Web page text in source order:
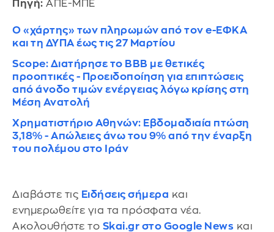
Πηγή: ΑΠΕ-ΜΠΕ
Ο «χάρτης» των πληρωμών από τον e-ΕΦΚΑ
και τη ΔΥΠΑ έως τις 27 Μαρτίου
Scope: Διατήρησε το ΒΒΒ με θετικές
προοπτικές - Προειδοποίηση για επιπτώσεις
από άνοδο τιμών ενέργειας λόγω κρίσης στη
Μέση Ανατολή
Χρηματιστήριο Αθηνών: Εβδομαδιαία πτώση
3,18% - Απώλειες άνω του 9% από την έναρξη
του πολέμου στο Ιράν
Διαβάστε τις Ειδήσεις σήμερα και
ενημερωθείτε για τα πρόσφατα νέα.
Ακολουθήστε το Skai.gr στο Google News και